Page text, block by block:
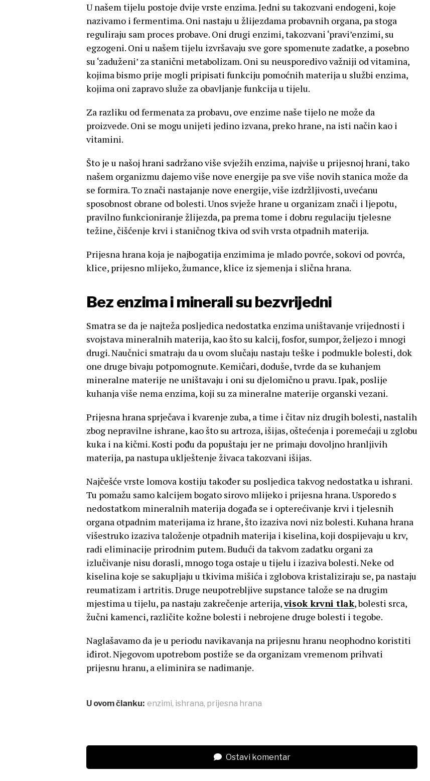
U našem tijelu postoje dvije vrste enzima. Jedni su takozvani endogeni, koje
nazivamo i fermentima. Oni nastaju u žlijezdama probavnih organa, pa stoga
reguliraju sam proces probave. Oni drugi enzimi, takozvani ‘pravi’enzimi, su
egzogeni. Oni u našem tijelu izvršavaju sve gore spomenute zadatke, a posebno
su ‘zaduženi’ za stanični metabolizam. Oni su neusporedivo važniji od vitamina,
kojima bismo prije mogli pripisati funkciju pomoćnih materija u službi enzima,
kojima oni zapravo služe za obavljanje funkcija u tijelu.
Za razliku od fermenata za probavu, ove enzime naše tijelo ne može da
proizvede. Oni se mogu unijeti jedino izvana, preko hrane, na isti način kao i
vitamini.
Što je u našoj hrani sadržano više svježih enzima, najviše u prijesnoj hrani, tako
našem organizmu dajemo više nove energije pa sve više novih stanica može da
se formira. To znači nastajanje nove energije, više izdržljivosti, uvećanu
sposobnost obrane od bolesti. Unos svježe hrane u organizam znači i ljepotu,
pravilno funkcioniranje žlijezda, pa prema tome i dobru regulaciju tjelesne
težine, čišćenje krvi i staničnog tkiva od svih vrsta otpadnih materija.
Prijesna hrana koja je najbogatija enzimima je mlado povrće, sokovi od povrća,
klice, prijesno mlijeko, žumance, klice iz sjemenja i slična hrana.
Bez enzima i minerali su bezvrijedni
Smatra se da je najteža posljedica nedostatka enzima uništavanje vrijednosti i
svojstava mineralnih materija, kao što su kalcij, fosfor, sumpor, željezo i mnogi
drugi. Naučnici smatraju da u ovom slučaju nastaju teške i podmukle bolesti, dok
one druge bivaju potpomognute. Kemičari, doduše, tvrde da se kuhanjem
mineralne materije ne uništavaju i oni su djelomično u pravu. Ipak, poslije
kuhanja više nema enzima, koji su za mineralne materije organski vezani.
Prijesna hrana sprječava i kvarenje zuba, a time i čitav niz drugih bolesti, nastalih
zbog nepravilne ishrane, kao što su artroza, išijas, oštećenja i poremećaji u zglobu
kuka i na kičmi. Kosti pođu da popuštaju jer ne primaju dovoljno hranljivih
materija, pa nastupa uklještenje živaca takozvani išijas.
Najčešće vrste lomova kostiju također su posljedica takvog nedostatka u ishrani.
Tu pomažu samo kalcijem bogato sirovo mlijeko i prijesna hrana. Usporedo s
nedostatkom mineralnih materija događa se i opterećivanje krvi i tjelesnih
organa otpadnim materijama iz hrane, što izaziva novi niz bolesti. Kuhana hrana
višestruko izaziva taloženje otpadnih materija i kiselina, koji dospijevaju u krv,
radi eliminacije prirodnim putem. Budući da takvom zadatku organi za
izlučivanje nisu dorasli, mnogo toga ostaje u tijelu i izaziva bolesti. Neke od
kiselina koje se sakupljaju u tkivima mišića i zglobova kristaliziraju se, pa nastaju
reumatizam i artritis. Druge neupotrebljive supstance talože se na drugim
mjestima u tijelu, pa nastaju zakrečenje arterija,visok krvni tlak, bolesti srca,
žučni kamenci, različite kožne bolesti i nebrojene druge bolesti i tegobe.
Naglašavamo da je u periodu navikavanja na prijesnu hranu neophodno koristiti
iđirot. Njegovom upotrebom postiže se da organizam vremenom prihvati
prijesnu hranu, a eliminira se nadimanje.
U ovom članku: enzimi, ishrana, prijesna hrana
Ostavi komentar